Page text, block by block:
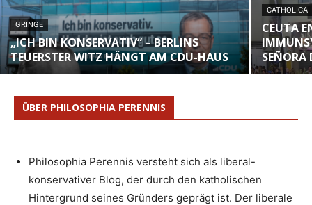
GRINGE
„ICH BIN KONSERVATIV“ – BERLINS
TEUERSTER WITZ HÄNGT AM CDU-HAUS
CATHOLICA
CEUTA
SEÑORA
ÜBER PHILOSOPHIA PERENNIS
Philosophia Perennis versteht sich als liberal-
konservativer Blog, der durch den katholischen
Hintergrund seines Gründers geprägt ist. Der liberale